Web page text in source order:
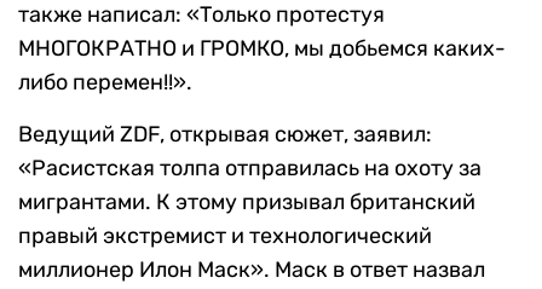
также написал: «Только протестуя
МНОГОКРАТНО и ГРОМКО, мы добьемся каких-
либо перемен!!».
Ведущий ZDF, открывая сюжет, заявил:
«Расистская толпа отправилась на охоту за
мигрантами. К этому призывал британский
правый экстремист и технологический
миллионер Илон Маск». Маск в ответ назвал